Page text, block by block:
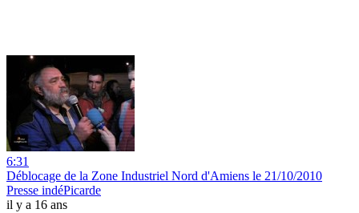
6:31
Déblocage de la Zone Industriel Nord d'Amiens le 21/10/2010
Presse indéPicarde
il y a 16 ans